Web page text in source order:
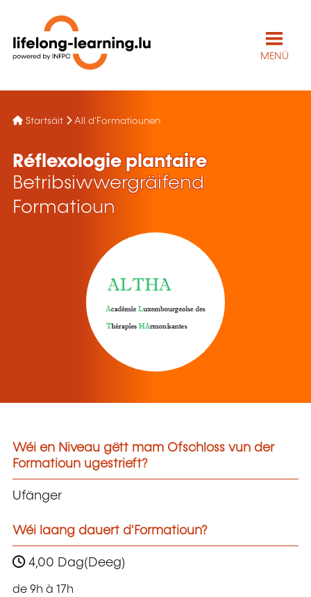
MENÜ
Startsäit All d'Formatiounen
Réflexologie plantaire
Betribsiwwergräifend
Formatioun
Wéi en Niveau gëtt mam Ofschloss vun der
Formatioun ugestrieft?
Ufänger
Wéi laang dauert d'Formatioun?
4,00 Dag(Deeg)
de 9h à 17h